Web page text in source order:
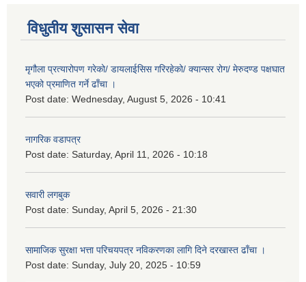
विधुतीय शुसासन सेवा
मृगौला प्रत्यारोपण गरेको/ डायलाईसिस गरिरहेको/ क्यान्सर रोग/ मेरुदण्ड पक्षघात
भएको प्रमाणित गर्ने ढाँचा ।
Post date: Wednesday, August 5, 2026 - 10:41
नागरिक वडापत्र
Post date: Saturday, April 11, 2026 - 10:18
सवारी लगबुक
Post date: Sunday, April 5, 2026 - 21:30
सामाजिक सुरक्षा भत्ता परिचयपत्र नविकरणका लागि दिने दरखास्त ढाँचा ।
Post date: Sunday, July 20, 2025 - 10:59